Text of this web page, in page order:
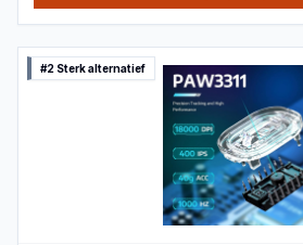
#2 Sterk alternatief
PRODUCTBEELD